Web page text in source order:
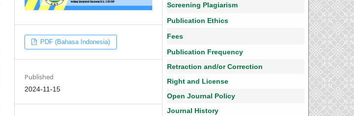
PDF (Bahasa Indonesia)
Published
2024-11-15
Screening Plagiarism
Publication Ethics
Fees
Publication Frequency
Retraction and/or Correction
Right and License
Open Journal Policy
Journal History